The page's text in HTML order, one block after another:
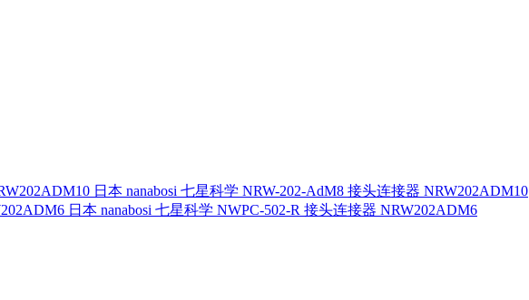
日本 nanabosi 七星科学 NRW-202-AdM8 接头连接器 NRW202ADM10
日本 nanabosi 七星科学 NWPC-502-R 接头连接器 NRW202ADM6